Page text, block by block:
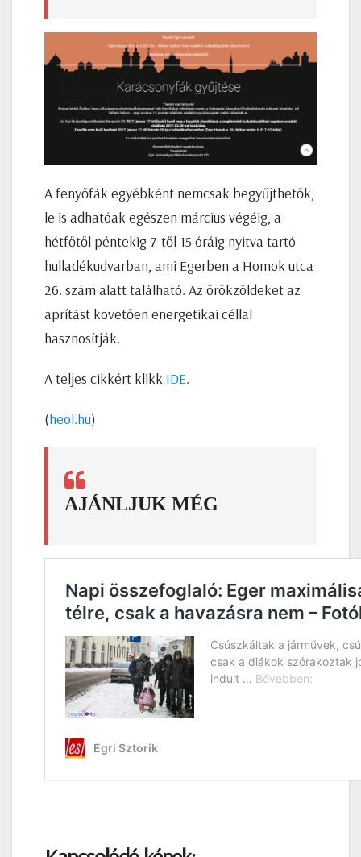
A fenyőfák egyébként nemcsak begyűjthetők,
le is adhatóak egészen március végéig, a
hétfőtől péntekig 7-től 15 óráig nyitva tartó
hulladékudvarban, ami Egerben a Homok utca
26. szám alatt található. Az örökzöldeket az
aprítást követően energetikai céllal
hasznosítják.
A teljes cikkért klikk IDE.
(heol.hu)
AJÁNLJUK MÉG